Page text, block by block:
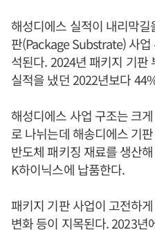
해성디에스 실적이 내리막
판(Package Substrate) 사
석된다. 2024년 패키지 기판
실적을 냈던 2022년보다
해성디에스 사업 구조는 크
로 나뉘는데 해송디에스 기
반도체 패키징 재료를 생산
K하이닉스에 납품한다.
패키지 기판 사업이 고전하
변화 등이 지목된다. 2023년